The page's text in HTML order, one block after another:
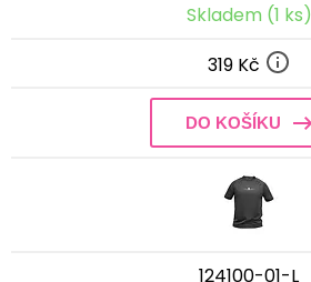
Skladem (1 ks)
319 Kč
DO KOŠÍKU
124100-01-L